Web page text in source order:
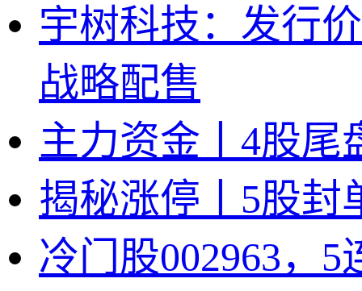
宇树科技：发行
战略配售
主力资金丨4股尾
揭秘涨停丨5股封
冷门股002963，